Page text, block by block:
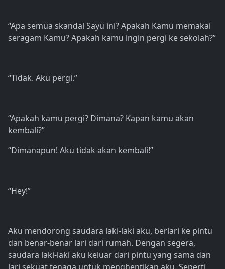
“Apa semua skandal Sayu ini? Apakah Kamu memakai
seragam Kamu? Apakah kamu ingin pergi ke sekolah?”
“Tidak. Aku pergi.”
“Apakah kamu pergi? Dimana? Kapan kamu akan
kembali?”
“Dimanapun! Aku tidak akan kembali!”
“Hey!”
Aku mendorong saudara laki-laki aku, berlari ke pintu
dan benar-benar lari dari rumah. Dengan segera,
saudara laki-laki aku keluar dari pintu yang sama dan